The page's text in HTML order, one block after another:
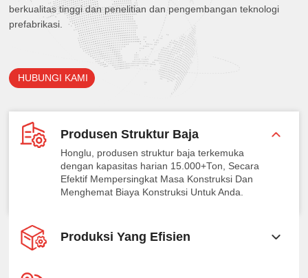
berkualitas tinggi dan penelitian dan pengembangan teknologi
prefabrikasi.
HUBUNGI KAMI
Produsen Struktur Baja
Honglu, produsen struktur baja terkemuka
dengan kapasitas harian 15.000+Ton, Secara
Efektif Mempersingkat Masa Konstruksi Dan
Menghemat Biaya Konstruksi Untuk Anda.
Produksi Yang Efisien